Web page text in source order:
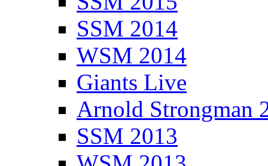
SSM 2014
WSM 2014
Giants Live
Arnold Strongman
SSM 2013